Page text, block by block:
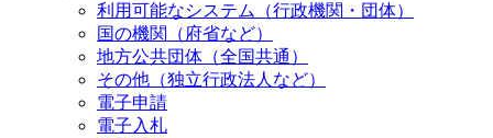
利用可能なシステム（行政機関・団体）
国の機関（府省など）
地方公共団体（全国共通）
その他（独立行政法人など）
電子申請
電子入札